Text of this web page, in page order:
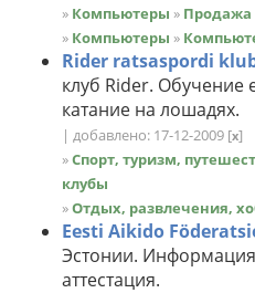
» Компьютеры » Продажа
» Компьютеры »
Rider ratsaspordi
клуб Rider. Обучение
катание на лошадях.
| добавлено: 17-12-2009 [x]
»Спорт, туризм,
клубы
»Отдых, развлечения,
Eesti Aikido
Эстонии.
аттестация.